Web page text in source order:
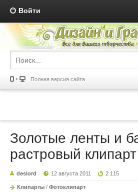
Войти
Полная версия сайта
Золотые ленты и
растровый клипарт
deslord 12 августа 2011 2 115
Клипарты / Фотоклипарт